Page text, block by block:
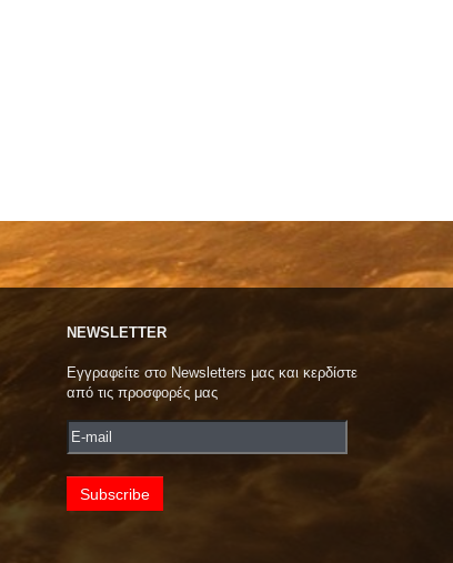
NEWSLETTER
Εγγραφείτε στο Newsletters μας και κερδίστε
από τις προσφορές μας